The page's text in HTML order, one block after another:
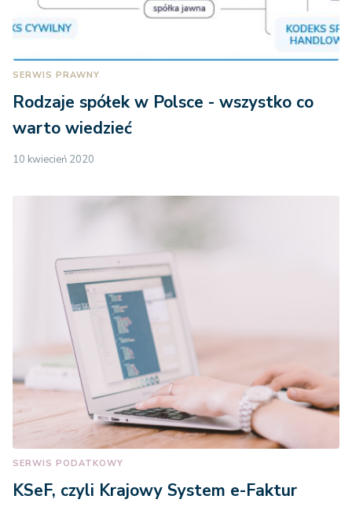
SERWIS PRAWNY
Rodzaje spółek w Polsce - wszystko co
warto wiedzieć
10 kwiecień 2020
SERWIS PODATKOWY
KSeF, czyli Krajowy System e-Faktur